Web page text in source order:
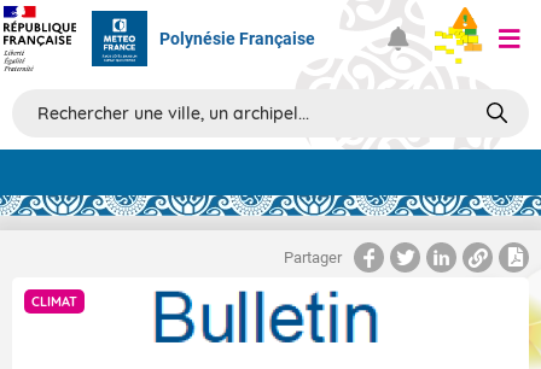
Polynésie Française
TOUS LES RÉSULTATS
Articles
Partager
CLIMAT